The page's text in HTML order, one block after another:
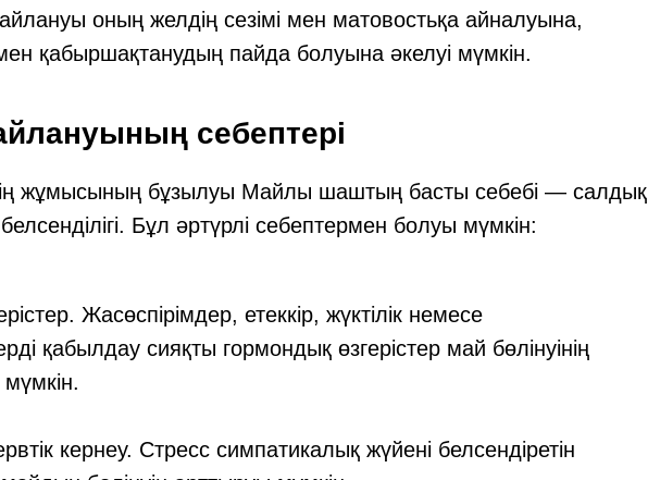
оның желдің сезімі мен матовостьқа айналуына,
қабыршақтанудың пайда болуына әкелуі мүмкін.
себептері
жұмысының бұзылуы Майлы шаштың басты себебі — салдық
Бұл әртүрлі себептермен болуы мүмкін:
Жасөспірімдер, етеккір, жүктілік немесе
қабылдау сияқты гормондық өзгерістер май бөлінуінің
кернеу. Стресс симпатикалық жүйені белсендіретін